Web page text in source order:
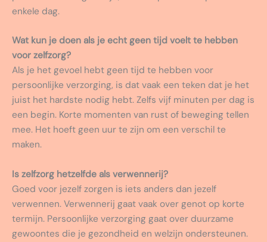
enkele dag.
Wat kun je doen als je echt geen tijd voelt te hebben
voor zelfzorg?
Als je het gevoel hebt geen tijd te hebben voor
persoonlijke verzorging, is dat vaak een teken dat je het
juist het hardste nodig hebt. Zelfs vijf minuten per dag is
een begin. Korte momenten van rust of beweging tellen
mee. Het hoeft geen uur te zijn om een verschil te
maken.
Is zelfzorg hetzelfde als verwennerij?
Goed voor jezelf zorgen is iets anders dan jezelf
verwennen. Verwennerij gaat vaak over genot op korte
termijn. Persoonlijke verzorging gaat over duurzame
gewoontes die je gezondheid en welzijn ondersteunen.